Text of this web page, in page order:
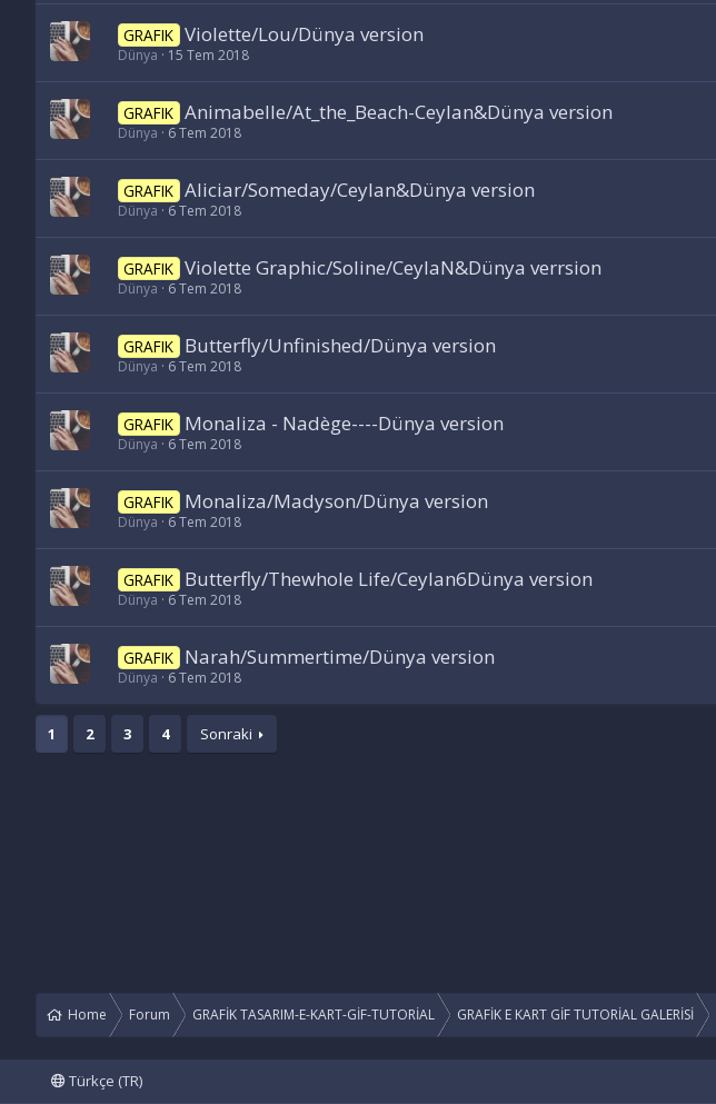
GRAFIK Violette/Lou/Dünya version
Dünya 15 Tem 2018
GRAFIK Animabelle/At_the_Beach-Ceylan&Dünya version
Dünya 6 Tem 2018
GRAFIK Aliciar/Someday/Ceylan&Dünya version
Dünya 6 Tem 2018
GRAFIK Violette Graphic/Soline/CeylaN&Dünya verrsion
Dünya 6 Tem 2018
GRAFIK Butterfly/Unfinished/Dünya version
Dünya 6 Tem 2018
GRAFIK Monaliza - Nadège----Dünya version
Dünya 6 Tem 2018
GRAFIK Monaliza/Madyson/Dünya version
Dünya 6 Tem 2018
GRAFIK Butterfly/Thewhole Life/Ceylan6Dünya version
Dünya 6 Tem 2018
GRAFIK Narah/Summertime/Dünya version
Dünya 6 Tem 2018
1 2 3 4 Sonraki
Home Forum GRAFİK TASARIM-E-KART-GİF-TUTORİAL GRAFİK E KART GİF TUTORİAL GALERİSİ
Türkçe (TR)